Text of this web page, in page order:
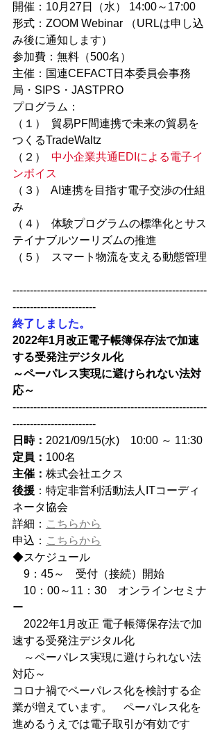
開催：10月27日（水） 14:00～17:00
形式：ZOOM Webinar （URLは申し込
み後に通知します）
参加費：無料（500名）
主催：国連CEFACT日本委員会事務
局・SIPS・JASTPRO
プログラム：
（１）  貿易PF間連携で未来の貿易を
つくるTradeWaltz
（２） 中小企業共通EDIによる電子イ
ンボイス
（３）  AI連携を目指す電子交渉の仕組
み
（４）  体験プログラムの標準化とサス
テイナブルツーリズムの推進
（５）  スマート物流を支える動態管理
--------------------------------------------------------
------------------------
終了しました。
2022年1月改正電子帳簿保存法で加速
する受発注デジタル化
～ペーパレス実現に避けられない法対
応～
--------------------------------------------------------
------------------------
日時： 2021/09/15(水)　10:00 ～ 11:30
定員： 100名
主催： 株式会社エクス
後援 ：特定非営利活動法人ITコーディ
ネータ協会
詳細： こちらから
申込： こちらから
◆スケジュール
9：45～　受付（接続）開始
10：00～11：30　オンラインセミナ
ー
2022年1月改正 電子帳簿保存法で加
速する受発注デジタル化
～ペーパレス実現に避けられない法
対応～
コロナ禍でペーパレス化を検討する企
業が増えています。　ペーパレス化を
進めるうえでは電子取引が有効です